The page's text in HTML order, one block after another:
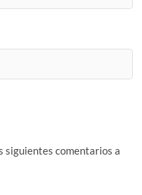
siguientes comentarios a